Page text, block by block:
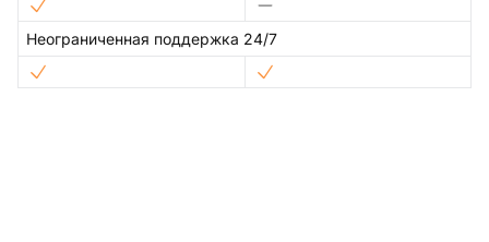
Неограниченная поддержка 24/7